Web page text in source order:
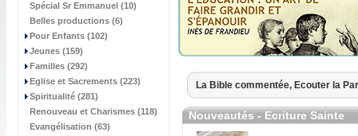
Spécial Sr Emmanuel (10)
Belles productions (6)
Pour Enfants (102)
Jeunes (159)
Familles (292)
Eglise et Sacrements (223)
Spiritualité (281)
Renouveau et Charismes (118)
Evangélisation (63)
La Bible commentée, Ecouter la
Nouveautés - Ecriture Sainte